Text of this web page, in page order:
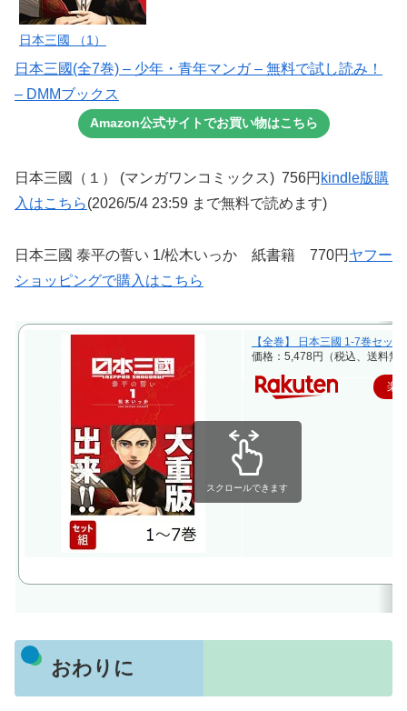
日本三國 （1）
日本三國(全7巻) – 少年・青年マンガ – 無料で試し読み！
– DMMブックス
Amazon公式サイトでお買い物はこちら
日本三國（１） (マンガワンコミックス) 756円 kindle版購
入はこちら(2026/5/4 23:59 まで無料で読めます)
日本三國 泰平の誓い 1/松木いっか 紙書籍 770円 ヤフー
ショッピングで購入はこちら
【全巻】 日本三國 1-7巻セッ
価格：5,478円（税込、送料無
楽
スクロールできます
おわりに